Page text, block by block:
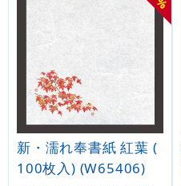
新・濡れ奉書紙 紅葉 (
100枚入) (W65406)